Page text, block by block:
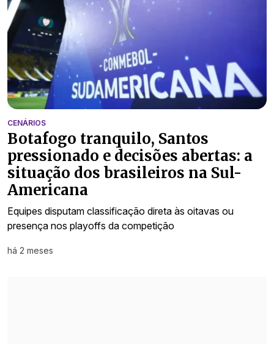
CENÁRIOS
Botafogo tranquilo, Santos
pressionado e decisões abertas: a
situação dos brasileiros na Sul-
Americana
Equipes disputam classificação direta às oitavas ou
presença nos playoffs da competição
há 2 meses